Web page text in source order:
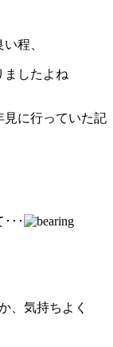
程、
ましたよね
見に行っていた記
･･
、気持ちよく